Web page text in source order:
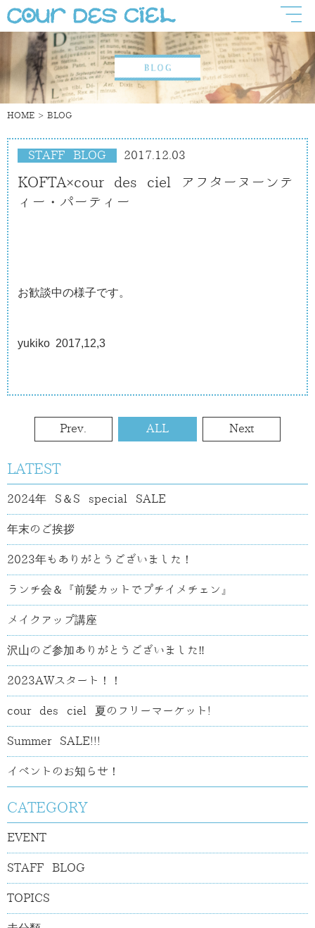
HOME BLOG
STAFF BLOG 2017.12.03
KOFTA×cour des ciel アフターヌーンテ
ィー・パーティー
お歓談中の様子です。
yukiko 2017,12,3
Prev. ALL Next
LATEST
2024年 S＆S special SALE
年末のご挨拶
2023年もありがとうございました！
ランチ会＆『前髪カットでプチイメチェン』
メイクアップ講座
沢山のご参加ありがとうございました‼
2023AWスタート！！
cour des ciel 夏のフリーマーケット!
Summer SALE!!!
イベントのお知らせ！
CATEGORY
EVENT
STAFF BLOG
TOPICS